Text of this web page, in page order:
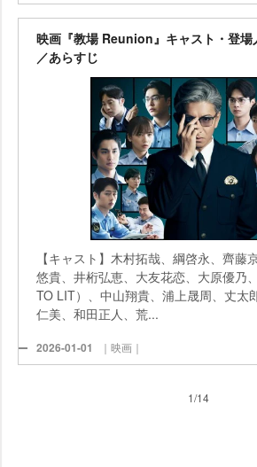
映画『教場 Reunion』キャスト・登場
／あらすじ
【キャスト】木村拓哉、綱啓永、齊藤
悠貴、井桁弘恵、大友花恋、大原優乃
TO LIT）、中山翔貴、浦上晟周、丈太
仁美、和田正人、荒...
2026-01-01 ｜映画｜
1/14